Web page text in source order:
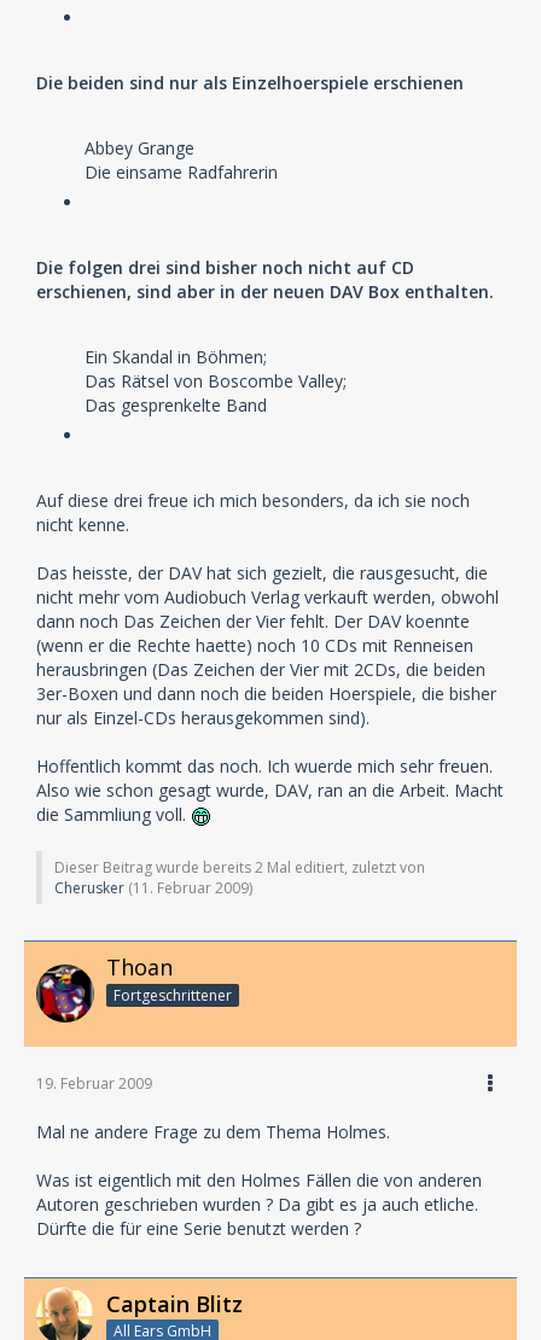
Die beiden sind nur als Einzelhoerspiele erschienen
Abbey Grange
Die einsame Radfahrerin
Die folgen drei sind bisher noch nicht auf CD
erschienen, sind aber in der neuen DAV Box enthalten.
Ein Skandal in Böhmen;
Das Rätsel von Boscombe Valley;
Das gesprenkelte Band
Auf diese drei freue ich mich besonders, da ich sie noch
nicht kenne.
Das heisste, der DAV hat sich gezielt, die rausgesucht, die
nicht mehr vom Audiobuch Verlag verkauft werden, obwohl
dann noch Das Zeichen der Vier fehlt. Der DAV koennte
(wenn er die Rechte haette) noch 10 CDs mit Renneisen
herausbringen (Das Zeichen der Vier mit 2CDs, die beiden
3er-Boxen und dann noch die beiden Hoerspiele, die bisher
nur als Einzel-CDs herausgekommen sind).
Hoffentlich kommt das noch. Ich wuerde mich sehr freuen.
Also wie schon gesagt wurde, DAV, ran an die Arbeit. Macht
die Sammliung voll.
Dieser Beitrag wurde bereits 2 Mal editiert, zuletzt von
Cherusker (11. Februar 2009)
Thoan
Fortgeschrittener
19. Februar 2009
Mal ne andere Frage zu dem Thema Holmes.
Was ist eigentlich mit den Holmes Fällen die von anderen
Autoren geschrieben wurden ? Da gibt es ja auch etliche.
Dürfte die für eine Serie benutzt werden ?
Captain Blitz
All Ears GmbH